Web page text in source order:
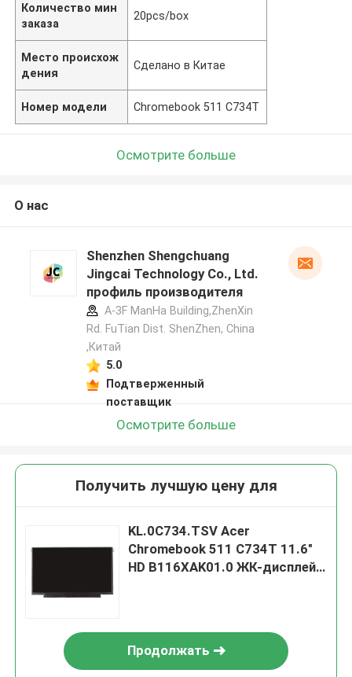
Количество мин
заказа
20pcs/box
Место происхож
дения
Сделано в Китае
Номер модели Chromebook 511 C734T
Осмотрите больше
О нас
Shenzhen Shengchuang
Jingcai Technology Co., Ltd.
профиль производителя
A-3F ManHa Building,ZhenXin
Rd. FuTian Dist. ShenZhen, China
,Китай
5.0
Подтверженный
поставщик
Осмотрите больше
Получить лучшую цену для
KL.0C734.TSV Acer
Chromebook 511 C734T 11.6"
HD B116XAK01.0 ЖК-дисплей
Продолжать